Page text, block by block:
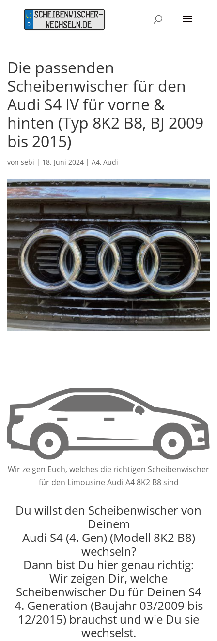
Die passenden
Scheibenwischer für den
Audi S4 IV für vorne &
hinten (Typ 8K2 B8, BJ 2009
bis 2015)
von sebi | 18. Juni 2024 | A4, Audi
Wir zeigen Euch, welches die richtigen Scheibenwischer
für den Limousine Audi A4 8K2 B8 sind
Du willst den Scheibenwischer von
Deinem
Audi S4 (4. Gen) (Modell 8K2 B8)
wechseln?
Dann bist Du hier genau richtig:
Wir zeigen Dir, welche
Scheibenwischer Du für Deinen S4
4. Generation (Baujahr 03/2009 bis
12/2015) brauchst und wie Du sie
wechselst.